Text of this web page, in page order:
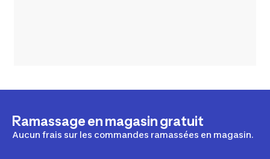
Ramassage en magasin gratuit
Aucun frais sur les commandes ramassées en magasin.